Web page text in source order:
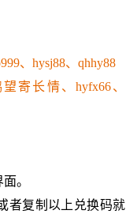
、hysj88、qhhy88
寄长情、hyfx66、
。
者复制以上兑换码就